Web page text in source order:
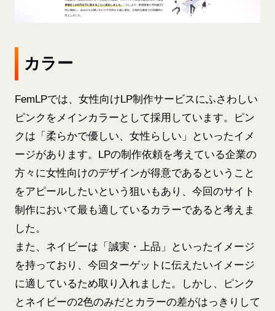
カラー
FemLPでは、女性向けLP制作サービスにふさわしい
ピンクをメインカラーとして採用しています。ピン
クは「柔らかで優しい、女性らしい」といったイメ
ージがあります。LPの制作依頼を考えている企業の
方々に女性向けのデザインが得意であるということ
をアピールしたいという狙いもあり、今回のサイト
制作において最も適しているカラーであると考えま
した。
また、ネイビーは「誠実・上品」といったイメージ
を持っており、今回ターゲットに伝えたいイメージ
に適しているため取り入れました。しかし、ピンク
とネイビーの2色のみだとカラーの差がはっきりして